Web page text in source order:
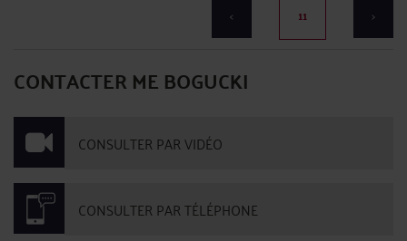
< 11 >
CONTACTER ME BOGUCKI
CONSULTER PAR VIDÉO
CONSULTER PAR TÉLÉPHONE